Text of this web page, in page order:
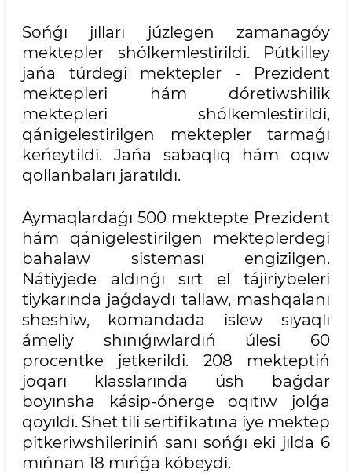
Sońǵı jılları júzlegen zamanagóy
mektepler shólkemlestirildi. Pútkilley
jańa túrdegi mektepler - Prezident
mektepleri hám dóretiwshilik
mektepleri shólkemlestirildi,
qánigelestirilgen mektepler tarmaǵı
keńeytildi. Jańa sabaqlıq hám oqıw
qollanbaları jaratıldı.
Aymaqlardaǵı 500 mektepte Prezident
hám qánigelestirilgen mekteplerdegi
bahalaw sisteması engizilgen.
Nátiyjede aldınǵı sırt el tájiriybeleri
tiykarında jaǵdaydı tallaw, mashqalanı
sheshiw, komandada islew sıyaqlı
ámeliy shınıǵıwlardıń úlesi 60
procentke jetkerildi. 208 mekteptiń
joqarı klasslarında úsh baǵdar
boyınsha kásip-ónerge oqıtıw jolǵa
qoyıldı. Shet tili sertifikatına iye mektep
pitkeriwshileriniń sanı sońǵı eki jılda 6
mıńnan 18 mıńǵa kóbeydi.